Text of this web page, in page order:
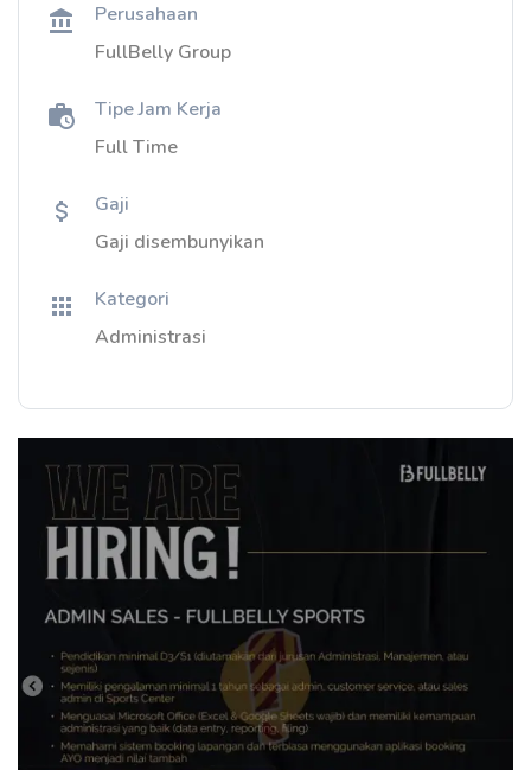
Perusahaan
FullBelly Group
Tipe Jam Kerja
Full Time
Gaji
Gaji disembunyikan
Kategori
Administrasi